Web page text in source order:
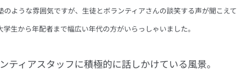
ような雰囲気ですが、生徒とボランティアさんの談笑する声が聞こえ
生から年配者まで幅広い年代の方がいらっしゃいました。
ィアスタッフに積極的に話しかけている風景。